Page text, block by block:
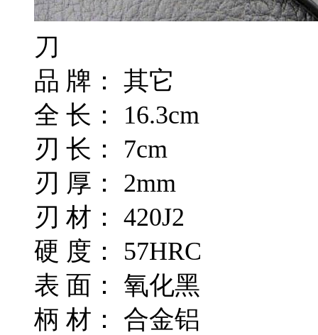
刀
品 牌： 其它
全 长： 16.3cm
刃 长： 7cm
刃 厚： 2mm
刃 材： 420J2
硬 度： 57HRC
表 面： 氧化黑
柄 材： 合金铝